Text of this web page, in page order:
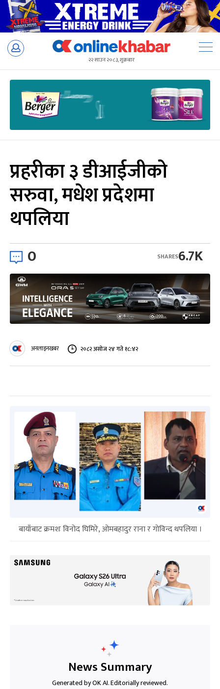
Skip
२२ साउन २०८३, शुक्रबार
प्रहरीका ३ डीआईजीको
सरुवा, मधेश प्रदेशमा
थपलिया
0 6.7K
SHARES
अनलाइनखबर २०८२ असोज २४ गते १८:४२
बायाँबाट क्रमशः विनोद घिमिरे, ओमबहादुर राना र गोविन्द थपलिया ।
News Summary
Generated by OK AI. Editorially reviewed.